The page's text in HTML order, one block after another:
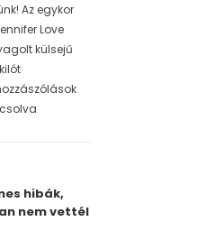
Az egykor
Love
külsejű
hibák,
nem vettél